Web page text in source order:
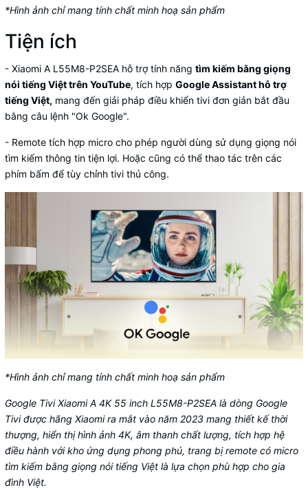
*Hình ảnh chỉ mang tính chất minh hoạ sản phẩm
Tiện ích
- Xiaomi A L55M8-P2SEA hỗ trợ tính năng tìm kiếm bằng giọng
nói tiếng Việt trên YouTube, tích hợp Google Assistant hỗ trợ
tiếng Việt, mang đến giải pháp điều khiển tivi đơn giản bắt đầu
bằng câu lệnh "Ok Google".
- Remote tích hợp micro cho phép người dùng sử dụng giọng nói
tìm kiếm thông tin tiện lợi. Hoặc cũng có thể thao tác trên các
phím bấm để tùy chỉnh tivi thủ công.
*Hình ảnh chỉ mang tính chất minh hoạ sản phẩm
Google Tivi Xiaomi A 4K 55 inch L55M8-P2SEA là dòng Google
Tivi được hãng Xiaomi ra mắt vào năm 2023 mang thiết kế thời
thượng, hiển thị hình ảnh 4K, âm thanh chất lượng, tích hợp hệ
điều hành với kho ứng dụng phong phú, trang bị remote có micro
tìm kiếm bằng giọng nói tiếng Việt là lựa chọn phù hợp cho gia
đình Việt.